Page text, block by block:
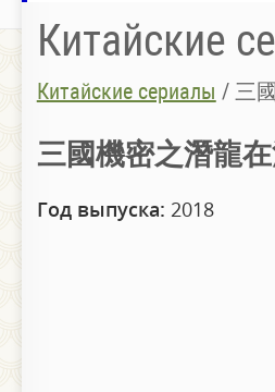
Китайские
Китайские сериалы / 三
三國機密之潛龍在
Год выпуска: 2018